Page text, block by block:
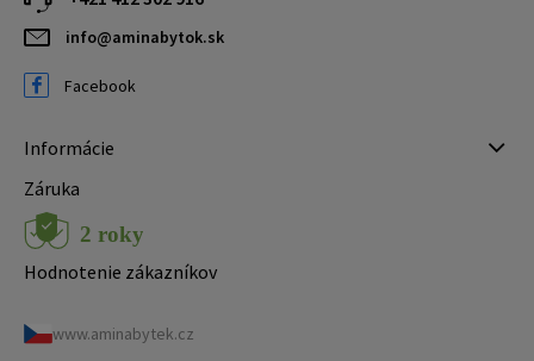
info@aminabytok.sk
Facebook
Informácie
Záruka
Hodnotenie zákazníkov
www.aminabytek.cz